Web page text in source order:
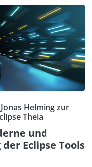
Helming zur
Theia
und
Eclipse Tools